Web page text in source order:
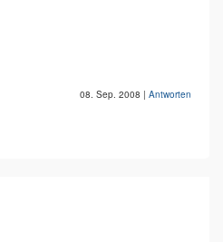
08. Sep. 2008 | Antworten